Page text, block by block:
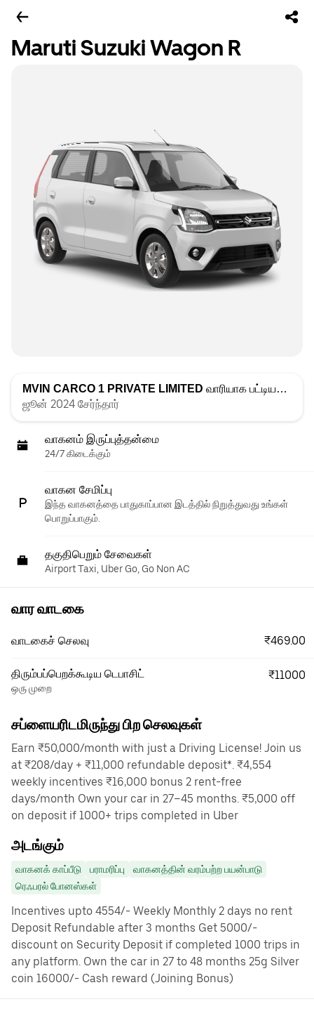
Maruti Suzuki Wagon R
MVIN CARCO 1 PRIVATE LIMITED வாரியாக பட்டியலிடப்பட்டது
ஜூன் 2024 சேர்ந்தார்
வாகனம் இருப்புத்தன்மை
24/7 கிடைக்கும்
வாகன சேமிப்பு
இந்த வாகனத்தை பாதுகாப்பான இடத்தில் நிறுத்துவது உங்கள்
பொறுப்பாகும்.
தகுதிபெறும் சேவைகள்
Airport Taxi, Uber Go, Go Non AC
வார வாடகை
வாடகைச் செலவு ₹469.00
திரும்பப்பெறக்கூடிய டெபாசிட்
ஒரு முறை
₹11000
சப்ளையரிடமிருந்து பிற செலவுகள்
Earn ₹50,000/month with just a Driving License! Join us
at ₹208/day + ₹11,000 refundable deposit*. ₹4,554
weekly incentives ₹16,000 bonus 2 rent-free
days/month Own your car in 27–45 months. ₹5,000 off
on deposit if 1000+ trips completed in Uber
அடங்கும்
வாகனக் காப்பீடு பராமரிப்பு
வாகனத்தின் வரம்பற்ற பயன்பாடு
ரெஃபரல் போனஸ்கள்
Incentives upto 4554/- Weekly Monthly 2 days no rent
Deposit Refundable after 3 months Get 5000/-
discount on Security Deposit if completed 1000 trips in
any platform. Own the car in 27 to 48 months 25g Silver
coin 16000/- Cash reward (Joining Bonus)